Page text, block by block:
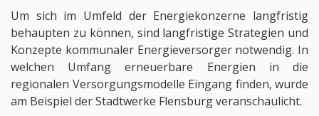
Um sich im Umfeld der Energiekonzerne langfristig
behaupten zu können, sind langfristige Strategien und
Konzepte kommunaler Energieversorger notwendig. In
welchen Umfang erneuerbare Energien in die
regionalen Versorgungsmodelle Eingang finden, wurde
am Beispiel der Stadtwerke Flensburg veranschaulicht.